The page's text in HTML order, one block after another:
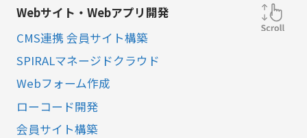
Webサイト・Webアプリ開発
CMS連携 会員サイト構築
SPIRALマネージドクラウド
Webフォーム作成
ローコード開発
会員サイト構築